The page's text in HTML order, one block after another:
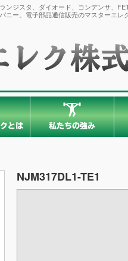
ンジスタ、ダイオード、コンデンサ、
ー。電子部品通信販売のマスターエ
NJM317DL1-TE1